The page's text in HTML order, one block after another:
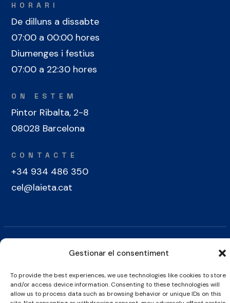
Gestionar el consentiment
To provide the best experiences, we use technologies like cookies to store
and/or access device information. Consenting to these technologies will
allow us to process data such as browsing behavior or unique IDs on this
HORARI
De dilluns a dissabte
07:00 a 00:00 hores
Diumenges i festius
07:00 a 22:30 hores
ON ESTEM
Pintor Ribalta, 2-8
08028 Barcelona
CONTACTE
+34 934 486 350
cel@laieta.cat
© Copyright 2026 Club Esportiu Laietà | Tots els drets reservats